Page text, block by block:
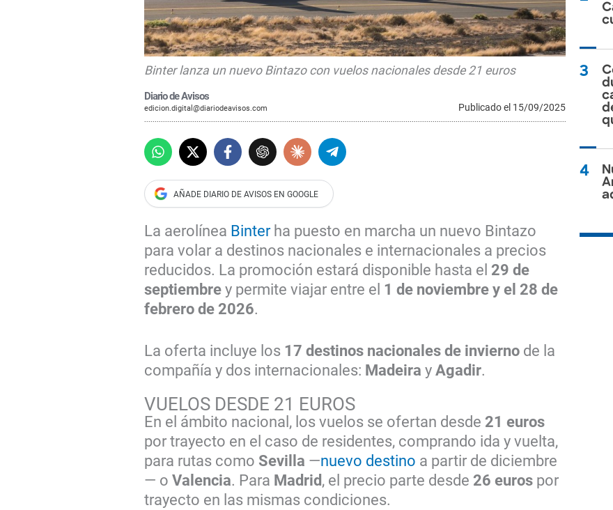
Binter lanza un nuevo Bintazo con vuelos nacionales desde 21 euros
Diario de Avisos
edicion.digital@diariodeavisos.com Publicado el 15/09/2025
La aerolínea Binterha puesto en marcha un nuevo Bintazo
para volar a destinos nacionales e internacionales a precios
reducidos. La promoción estará disponible hasta el 29 de
septiembre y permite viajar entre el 1 de noviembre y el 28 de
febrero de 2026.
La oferta incluye los 17 destinos nacionales de invierno de la
compañía y dos internacionales: Madeira y Agadir.
VUELOS DESDE 21 EUROS
En el ámbito nacional, los vuelos se ofertan desde 21 euros
por trayecto en el caso de residentes, comprando ida y vuelta,
para rutas como Sevilla —nuevo destino a partir de diciembre
— o Valencia. Para Madrid, el precio parte desde 26 euros por
trayecto en las mismas condiciones.
3
4